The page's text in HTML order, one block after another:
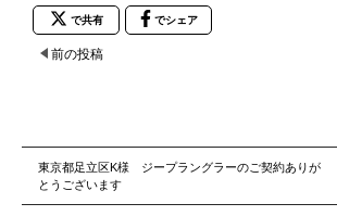
で共有 でシェア
前の投稿
東京都足立区K様 ジープラングラーのご契約ありが
とうございます